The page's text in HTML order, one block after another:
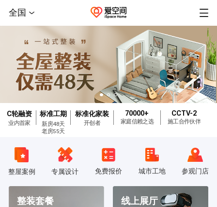
全国
C轮融资
业内首家
标准工期
新房48天
老房55天
标准化家装
开创者
70000+
家庭信赖之选
CCTV-2
施工合作伙伴
整屋案例 专属设计 免费报价 城市工地 参观门店
整装套餐 线上展厅